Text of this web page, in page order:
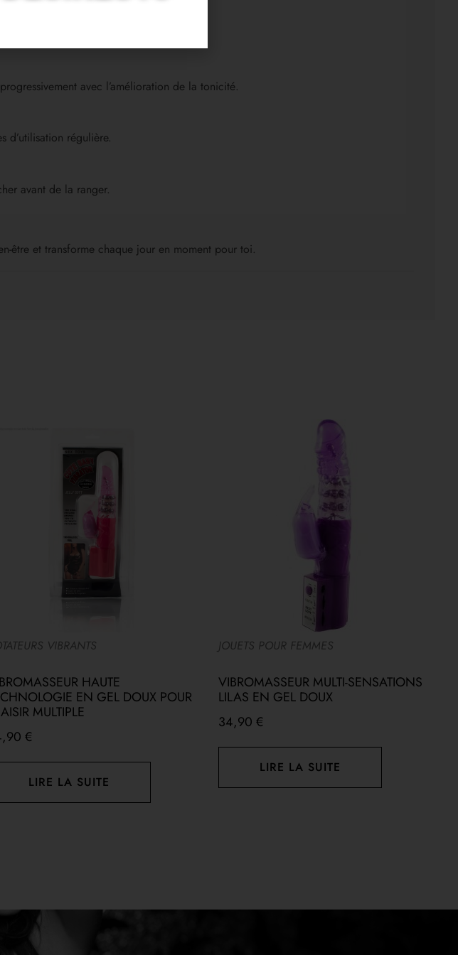
avec l’amélioration de la tonicité.
d’utilisation régulière.
avant de la ranger.
être et transforme chaque jour en moment pour toi.
VIBRANTS
HAUTE
EN GEL DOUX POUR
MULTIPLE
€
LIRE LA SUITE
JOUETS POUR FEMMES
VIBROMASSEUR MULTI-SENSATIONS
LILAS EN GEL DOUX
34,90 €
LIRE LA SUITE